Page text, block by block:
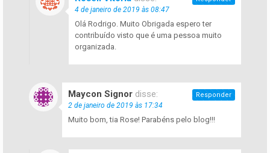
4 de janeiro de 2019 às 08:47
Olá Rodrigo. Muito Obrigada espero ter
contribuído visto que é uma pessoa muito
organizada.
Maycon Signor disse:
2 de janeiro de 2019 às 17:34
Muito bom, tia Rose! Parabéns pelo blog!!!
Responder